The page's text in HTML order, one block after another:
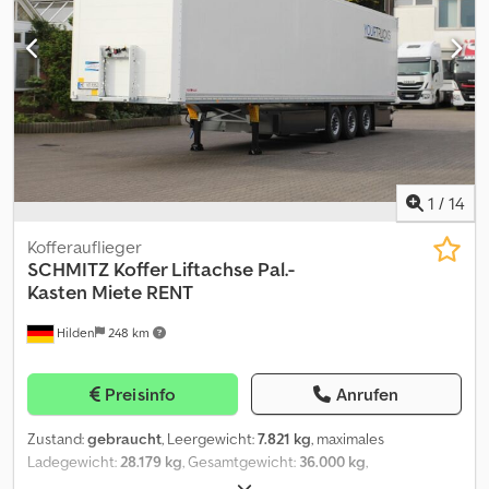
festem Dach, verzinktes Fahrgestell, nutzbare Innenhöhe 2,70 m,
mit innenliegender Stangenverzahnung, Baujahr 2006, TÜV-
geprüft bis zum 30.01.2024 – Händler: INTERDRIVE SRL, Parma.
Csdpemxl E Dsfx Afioha
1 / 14
Hilden 248 km
Kofferauflieger
SCHMITZ Koffer Liftachse Pal.-
Kasten Miete RENT
Preisinfo Anrufen
Zustand:gebraucht, Leergewicht:7.821 kg, maximales
Ladegewicht:28.179 kg, Gesamtgewicht: 36.000 kg,
, Laderaumlänge: